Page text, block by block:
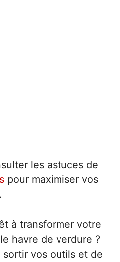
les astuces de
pour maximiser vos
à transformer votre
havre de verdure ?
sortir vos outils et de